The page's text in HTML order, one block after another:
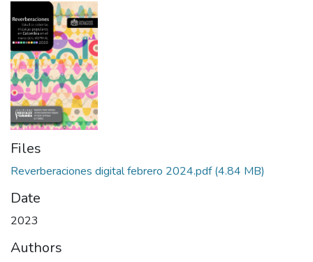
Files
Reverberaciones digital febrero 2024.pdf(4.84 MB)
Date
2023
Authors